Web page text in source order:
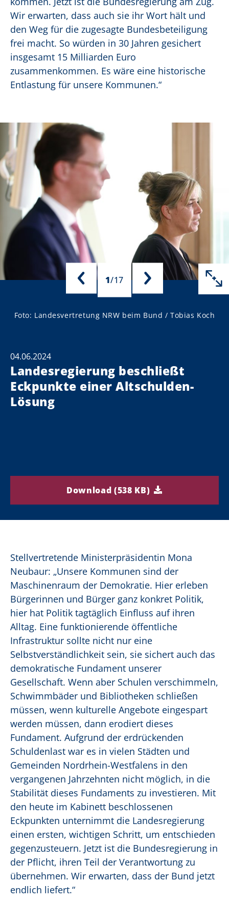
Wir erwarten, dass auch sie ihr Wort hält und
den Weg für die zugesagte Bundesbeteiligung
frei macht. So würden in 30 Jahren gesichert
insgesamt 15 Milliarden Euro
zusammenkommen. Es wäre eine historische
Entlastung für unsere Kommunen.“
1/17
Foto: Landesvertretung NRW beim Bund / Tobias Koch
04.06.2024
Landesregierung beschließt
Eckpunkte einer Altschulden-
Lösung
Download (538 KB)
Stellvertretende Ministerpräsidentin Mona
Neubaur: „Unsere Kommunen sind der
Maschinenraum der Demokratie. Hier erleben
Bürgerinnen und Bürger ganz konkret Politik,
hier hat Politik tagtäglich Einfluss auf ihren
Alltag. Eine funktionierende öffentliche
Infrastruktur sollte nicht nur eine
Selbstverständlichkeit sein, sie sichert auch das
demokratische Fundament unserer
Gesellschaft. Wenn aber Schulen verschimmeln,
Schwimmbäder und Bibliotheken schließen
müssen, wenn kulturelle Angebote eingespart
werden müssen, dann erodiert dieses
Fundament. Aufgrund der erdrückenden
Schuldenlast war es in vielen Städten und
Gemeinden Nordrhein-Westfalens in den
vergangenen Jahrzehnten nicht möglich, in die
Stabilität dieses Fundaments zu investieren. Mit
den heute im Kabinett beschlossenen
Eckpunkten unternimmt die Landesregierung
einen ersten, wichtigen Schritt, um entschieden
gegenzusteuern. Jetzt ist die Bundesregierung in
der Pflicht, ihren Teil der Verantwortung zu
übernehmen. Wir erwarten, dass der Bund jetzt
endlich liefert.“